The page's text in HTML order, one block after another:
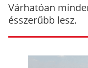
Várhatóan
ésszerűbb lesz.